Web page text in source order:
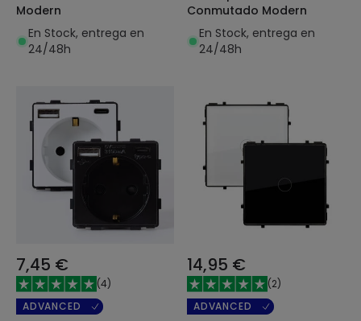
Modern
En Stock, entrega en
24/48h
Conmutado Modern
En Stock, entrega en
24/48h
7,45 €
(4)
ADVANCED
14,95 €
(2)
ADVANCED